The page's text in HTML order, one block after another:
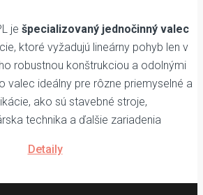
je špecializovaný jednočinný valec
ktoré vyžadujú lineárny pohyb len v
robustnou konštrukciou a odolnými
valec ideálny pre rôzne priemyselné a
ako sú stavebné stroje,
technika a ďalšie zariadenia
Detaily